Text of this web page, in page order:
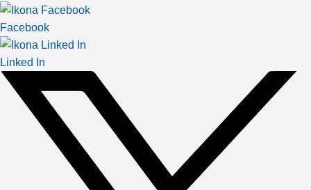
Facebook
Linked In